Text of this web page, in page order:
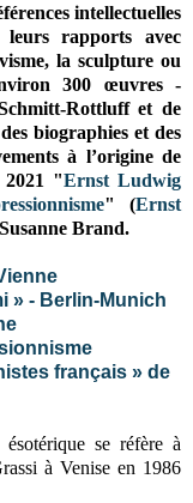
intellectuelles
rapports avec
la sculpture ou
300 œuvres -
Rottluff et de
biographies et des
à l’origine de
2021 "Ernst Ludwig
" (Ernst
Brand.
» - Berlin-Munich
français » de
se réfère à
à Venise en 1986